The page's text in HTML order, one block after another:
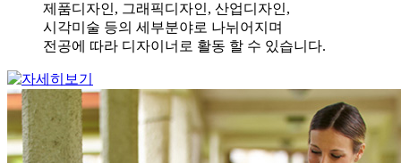
제품디자인, 그래픽디자인, 산업디자인,
시각미술 등의 세부분야로 나뉘어지며
전공에 따라 디자이너로 활동 할 수 있습니다.